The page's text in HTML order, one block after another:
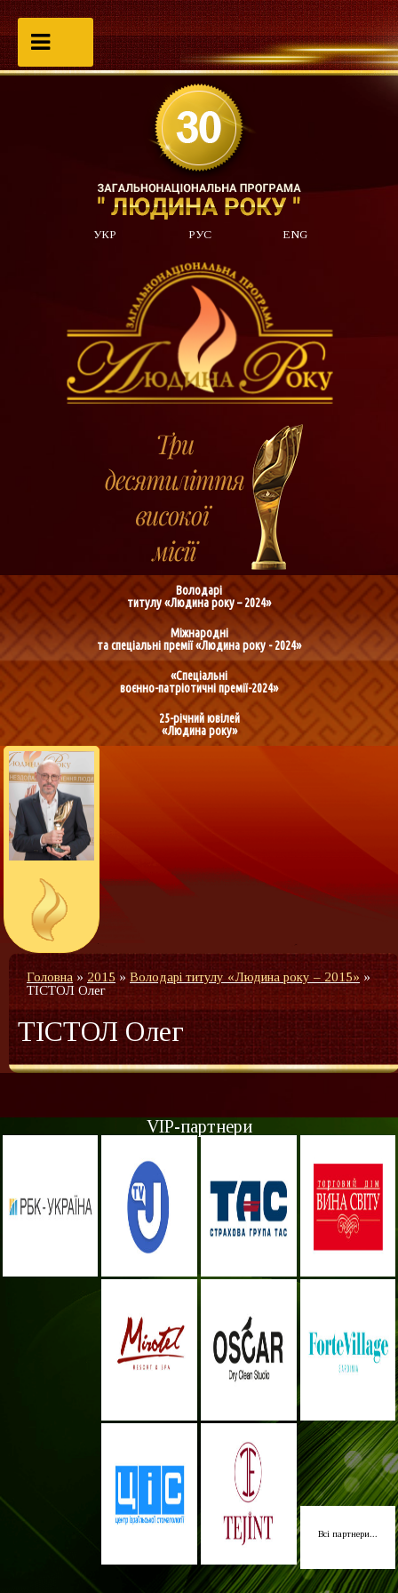
УКР РУС ENG
Володарі
титулу «Людина року – 2024»
Міжнародні
та спеціальні премії «Людина року - 2024»
«Спеціальні
воєнно-патріотичні премії-2024»
25-річний ювілей
«Людина року»
Головна »2015»Володарі титулу «Людина року – 2015» »
ТІСТОЛ Олег
ТІСТОЛ Олег
VIP-партнери
Всі партнери...